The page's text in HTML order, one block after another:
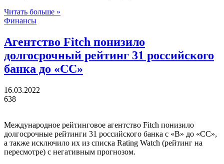
Читать больше »
Финансы
Агентство Fitch понизило
долгосрочный рейтинг 31 российского
банка до «СС»
16.03.2022
638
Международное рейтинговое агентство Fitch понизило
долгосрочные рейтинги 31 российского банка c «B» до «СС»,
а также исключило их из списка Rating Watch (рейтинг на
пересмотре) с негативным прогнозом.